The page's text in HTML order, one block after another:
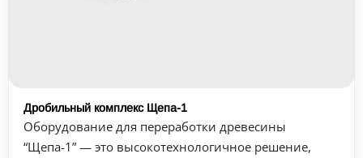
Дробильный комплекс Щепа-1
Оборудование для переработки древесины
“Щепа-1” — это высокотехнологичное решение,